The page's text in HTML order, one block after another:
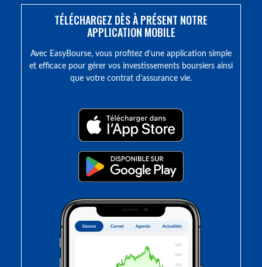
TÉLÉCHARGEZ DÈS À PRÉSENT NOTRE
APPLICATION MOBILE
Avec EasyBourse, vous profitez d’une application simple
et efficace pour gérer vos investissements boursiers ainsi
que votre contrat d’assurance vie.